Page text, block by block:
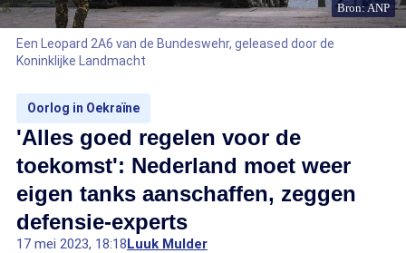
Bron: ANP
Een Leopard 2A6 van de Bundeswehr, geleased door de
Koninklijke Landmacht
Oorlog in Oekraïne
'Alles goed regelen voor de
toekomst': Nederland moet weer
eigen tanks aanschaffen, zeggen
defensie-experts
17 mei 2023, 18:18Luuk Mulder